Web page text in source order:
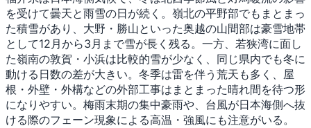
を受けて曇天と雨雪の日が続く。嶺北の平野部でもまとまっ
た積雪があり、大野・勝山といった奥越の山間部は豪雪地帯
として12月から3月まで雪が長く残る。一方、若狭湾に面し
た嶺南の敦賀・小浜は比較的雪が少なく、同じ県内でも冬に
動ける日数の差が大きい。冬季は雷を伴う荒天も多く、屋
根・外壁・外構などの外部工事はまとまった晴れ間を待つ形
になりやすい。梅雨末期の集中豪雨や、台風が日本海側へ抜
ける際のフェーン現象による高温・強風にも注意がいる。